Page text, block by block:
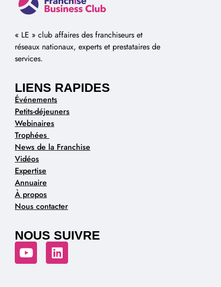
« LE » club affaires des franchiseurs et
réseaux nationaux, experts et prestataires de
services.
LIENS RAPIDES
Événements
Petits-déjeuners
Webinaires
Trophées
News de la Franchise
Vidéos
Expertise
Annuaire
À propos
Nous contacter
NOUS SUIVRE